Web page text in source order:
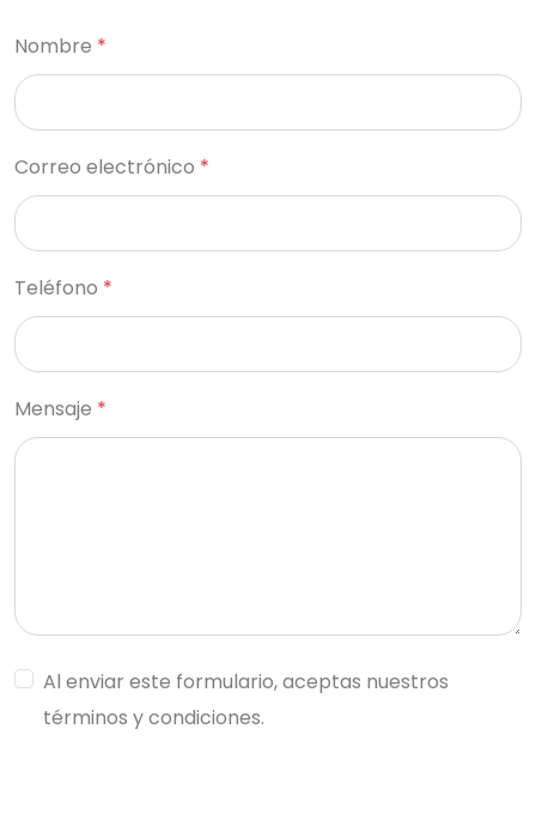
Nombre *
Correo electrónico *
Teléfono *
Mensaje *
Al enviar este formulario, aceptas nuestros
términos y condiciones.